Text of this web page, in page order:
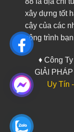
xây dựng tốt
cậy của các
công trình
♦ Công
GIẢI
Uy Tín